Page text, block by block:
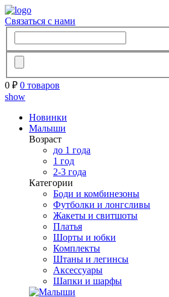
Связаться с нами
0 ₽ 0 товаров
show
Новинки
Малыши
Возраст
до 1 года
1 год
2-3 года
Категории
Боди и комбинезоны
Футболки и лонгсливы
Жакеты и свитшоты
Платья
Шорты и юбки
Комплекты
Штаны и легинсы
Аксессуары
Шапки и шарфы